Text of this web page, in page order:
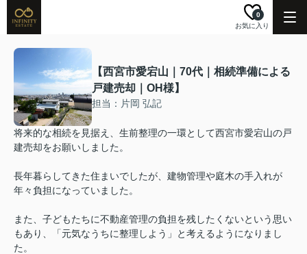
お気に入り
0
【西宮市愛宕山｜70代｜相続準備による
戸建売却｜OH様】
担当：片岡 弘記
将来的な相続を見据え、生前整理の一環として西宮市愛宕山の戸
建売却をお願いしました。
長年暮らしてきた住まいでしたが、建物管理や庭木の手入れが
年々負担になっていました。
また、子どもたちに不動産管理の負担を残したくないという思い
もあり、「元気なうちに整理しよう」と考えるようになりまし
た。